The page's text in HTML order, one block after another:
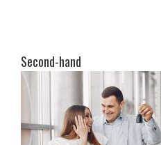
Second-hand